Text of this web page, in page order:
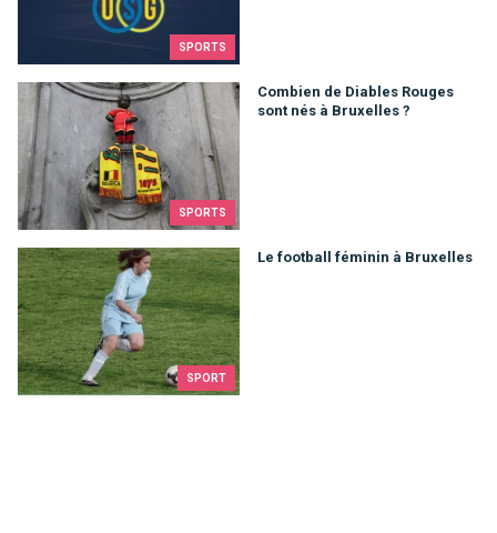
SPORTS
SPORTS
Combien de Diables Rouges
sont nés à Bruxelles ?
Combien de Diables Rouges sont nés à Bruxelles ?
SPORT
Le football féminin à Bruxelles
Le football féminin à Bruxelles